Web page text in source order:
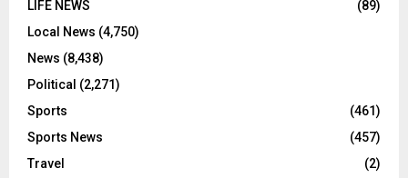
LIFE NEWS
(89)
Local News (4,750)
News (8,438)
Political (2,271)
Sports
(461)
Sports News
(457)
Travel
(2)